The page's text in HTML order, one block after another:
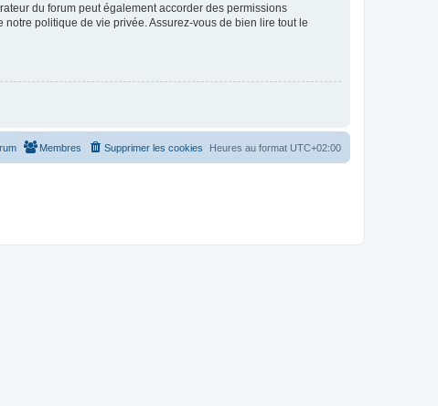
du forum peut également accorder des permissions
politique de vie privée. Assurez-vous de bien lire tout le
Heures au format UTC+02:00
Supprimer les cookies
Membres